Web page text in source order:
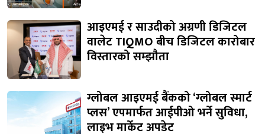
आइएमई र साउदीको अग्रणी डिजिटल
वालेट TIQMO बीच डिजिटल कारोबार
विस्तारको सम्झौता
ग्लोबल आइएमई बैंकको ‘ग्लोबल स्मार्ट
प्लस’ एपमार्फत आईपीओ भर्ने सुविधा,
लाइभ मार्केट अपडेट